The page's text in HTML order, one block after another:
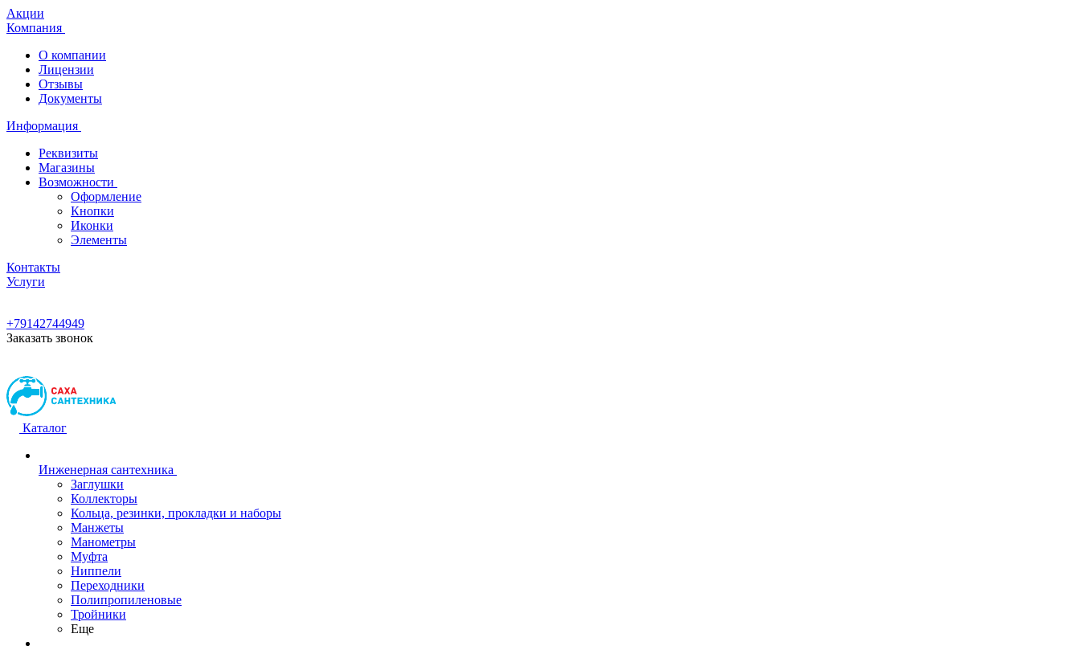
Акции
Компания
О компании
Лицензии
Отзывы
Документы
Информация
Реквизиты
Магазины
Возможности
Оформление
Кнопки
Иконки
Элементы
Контакты
Услуги
+79142744949
Заказать звонок
Каталог
Инженерная сантехника
Заглушки
Коллекторы
Кольца, резинки, прокладки и наборы
Манжеты
Манометры
Муфта
Ниппели
Переходники
Полипропиленовые
Тройники
Еще